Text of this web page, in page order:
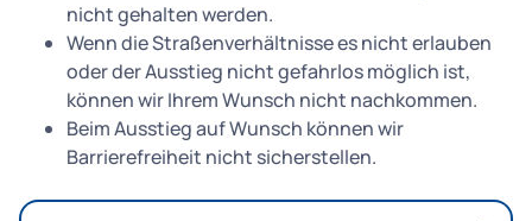
nicht gehalten werden.
Wenn die Straßenverhältnisse es nicht erlauben
oder der Ausstieg nicht gefahrlos möglich ist,
können wir Ihrem Wunsch nicht nachkommen.
Beim Ausstieg auf Wunsch können wir
Barrierefreiheit nicht sicherstellen.